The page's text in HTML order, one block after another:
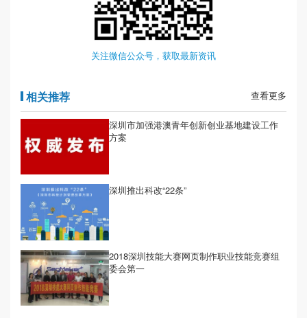
关注微信公众号，获取最新资讯
相关推荐 查看更多
深圳市加强港澳青年创新创业基地建设工作
方案
深圳推出科改“22条”
2018深圳技能大赛网页制作职业技能竞赛组
委会第一